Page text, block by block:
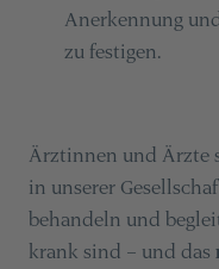
Anerkennung
zu festigen.
Ärztinnen und Ärzte
in unserer
behandeln und
krank sind – und das